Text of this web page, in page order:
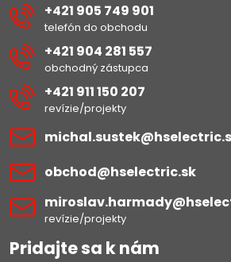
+421 905 749 901
telefón do obchodu
+421 904 281 557
obchodný zástupca
+421 911 150 207
revízie/projekty
obchod​@hselectric​.sk
revízie/projekty
Pridajte sa k nám